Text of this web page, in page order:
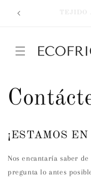
directamenteEXTRA 10%
¡ESTAMOS
Nos encantaría saber
pregunta lo antes